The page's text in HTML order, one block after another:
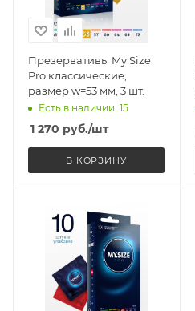
Презервативы My Size
Pro классические,
размер w=53 мм, 3 шт.
Есть в наличии: 15
1 270 руб./шт
В КОРЗИНУ